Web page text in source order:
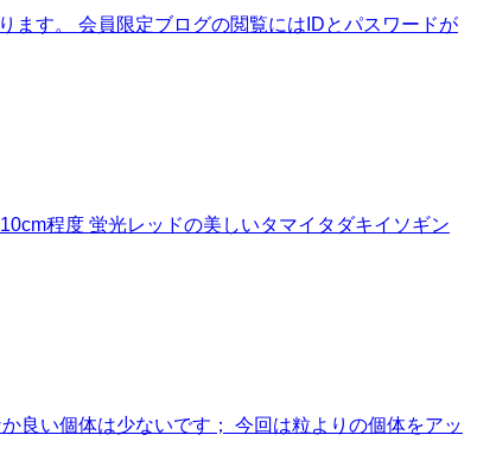
ます。 会員限定ブログの閲覧にはIDとパスワードが
程度 蛍光レッドの美しいタマイタダキイソギン
良い個体は少ないです； 今回は粒よりの個体をアッ